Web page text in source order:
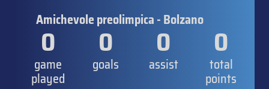
Amichevole preolimpica - Bolzano
0
game
played
0
goals
0
assist
0
total
points